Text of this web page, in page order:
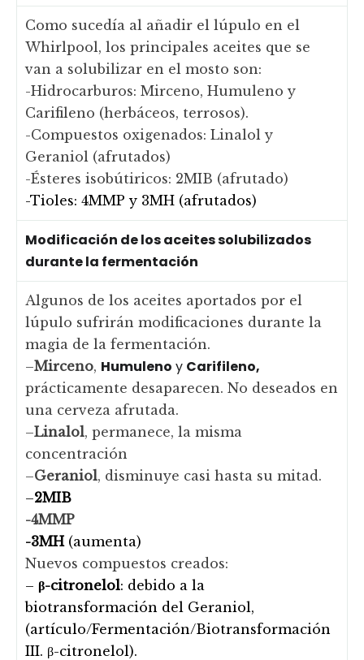
Como sucedía al añadir el lúpulo en el
Whirlpool, los principales aceites que se
van a solubilizar en el mosto son:
-Hidrocarburos: Mirceno, Humuleno y
Carifileno (herbáceos, terrosos).
-Compuestos oxigenados: Linalol y
Geraniol (afrutados)
-Ésteres isobútiricos: 2MIB (afrutado)
-Tioles: 4MMP y 3MH (afrutados)
Modificación de los aceites solubilizados
durante la fermentación
Algunos de los aceites aportados por el
lúpulo sufrirán modificaciones durante la
magia de la fermentación.
–Mirceno, Humuleno y Carifileno,
prácticamente desaparecen. No deseados en
una cerveza afrutada.
–Linalol, permanece, la misma
concentración
–Geraniol, disminuye casi hasta su mitad.
–2MIB
-4MMP
-3MH(aumenta)
Nuevos compuestos creados:
– β-citronelol: debido a la
biotransformación del Geraniol,
(artículo/Fermentación/Biotransformación
III. β-citronelol).